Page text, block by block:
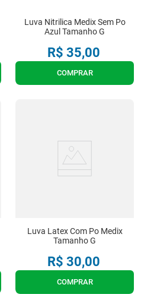
Luva Nitrilica Medix Sem Po
Azul Tamanho G
R$ 35,00
COMPRAR
Luva Latex Com Po Medix
Tamanho G
R$ 30,00
COMPRAR